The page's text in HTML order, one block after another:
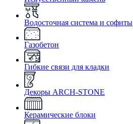
Водосточная система и софиты
Газобетон
Гибкие связи для кладки
Декоры ARCH-STONE
Керамические блоки